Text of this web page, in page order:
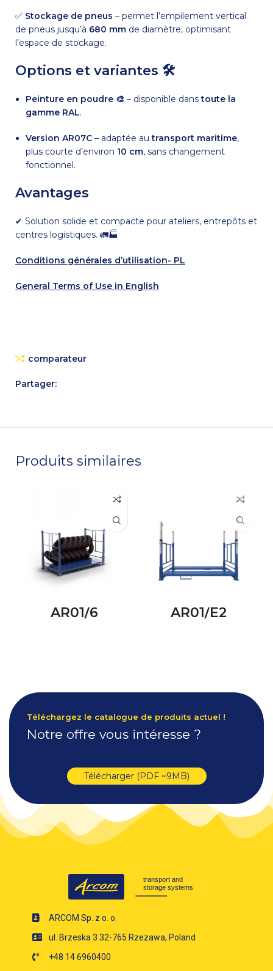
✅ Stockage de pneus – permet l’empilement vertical
de pneus jusqu’à 680 mm de diamètre, optimisant
l’espace de stockage.
Options et variantes 🛠
Peinture en poudre 🎨 – disponible danstoute la
gamme RAL.
Version AR07C – adaptée autransport maritime,
plus courte d’environ 10 cm, sans changement
fonctionnel.
Avantages
✔ Solution solide et compacte pour ateliers, entrepôts et
centres logistiques. 🚛🏭
Conditions générales d’utilisation- PL
General Terms of Use in English
comparateur
Partager:
Produits similaires
AR01/6 AR01/E2
Téléchargez le catalogue de produits actuel !
Notre offre vous intéresse ?
Télécharger (PDF ~9MB)
ARCOM Sp. z o. o.
ul. Brzeska 3 32-765 Rzezawa, Poland
+48 14 6960400